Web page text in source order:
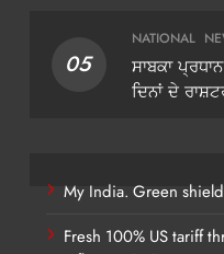
05
NATIONAL
ਸਾਬਕਾ
ਦਿਨਾਂ ਦੇ
My India. Green
Fresh 100% US tariff